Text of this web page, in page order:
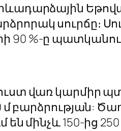
սուրճը։
90 %-ը
վառ կարմիր
մ բարձրության:
են մինչև 150-ից